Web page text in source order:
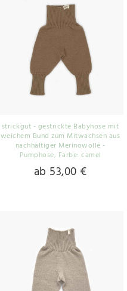
strickgut - gestrickte Babyhose mit
weichem Bund zum Mitwachsen aus
nachhaltiger Merinowolle -
Pumphose, Farbe: camel
ab 53,00 €